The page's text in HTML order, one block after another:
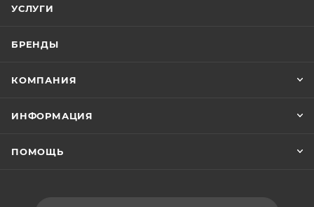
УСЛУГИ
БРЕНДЫ
КОМПАНИЯ
ИНФОРМАЦИЯ
ПОМОЩЬ